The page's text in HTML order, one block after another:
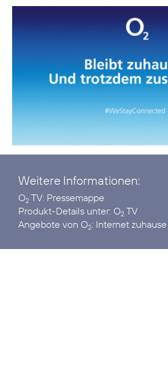
Weitere Informationen:
O2 TV: Pressemappe
Produkt-Details unter: O2 TV
Angebote von O2: Internet zuhause